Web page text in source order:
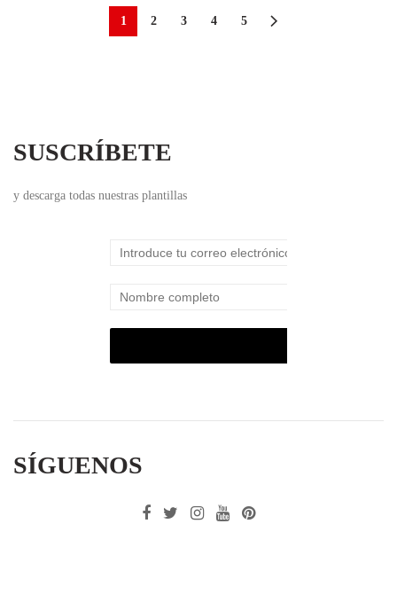
1 2 3 4 5
SUSCRÍBETE
y descarga todas nuestras plantillas
SÍGUENOS